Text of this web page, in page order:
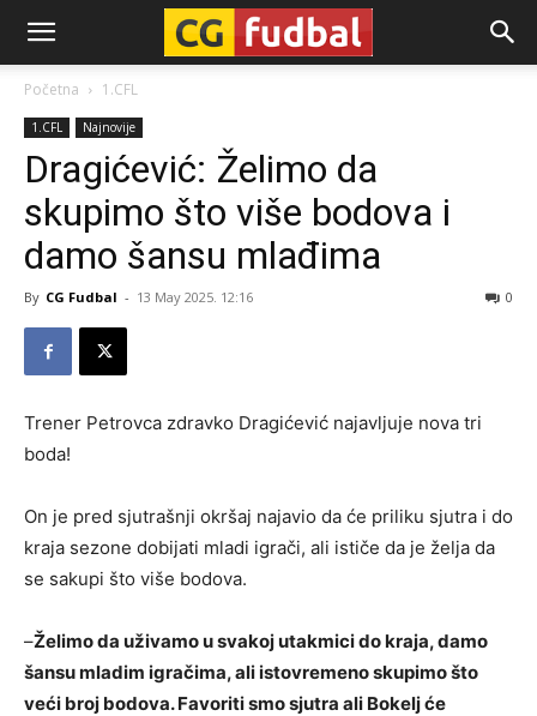
CG-
Fudbal
Početna 1.CFL
1.CFL Najnovije
Dragićević: Želimo da
skupimo što više bodova i
damo šansu mlađima
By CG Fudbal - 13 May 2025. 12:16 0
Trener Petrovca zdravko Dragićević najavljuje nova tri
boda!
On je pred sjutrašnji okršaj najavio da će priliku sjutra i do
kraja sezone dobijati mladi igrači, ali ističe da je želja da
se sakupi što više bodova.
–Želimo da uživamo u svakoj utakmici do kraja, damo
šansu mladim igračima, ali istovremeno skupimo što
veći broj bodova. Favoriti smo sjutra ali Bokelj će